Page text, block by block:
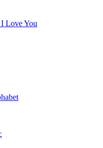
Love You